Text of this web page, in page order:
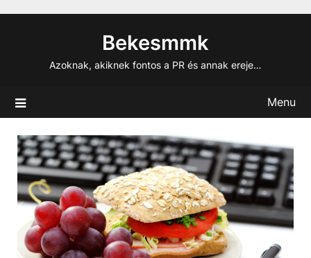
Bekesmmk
Azoknak, akiknek fontos a PR és annak ereje…
Menu